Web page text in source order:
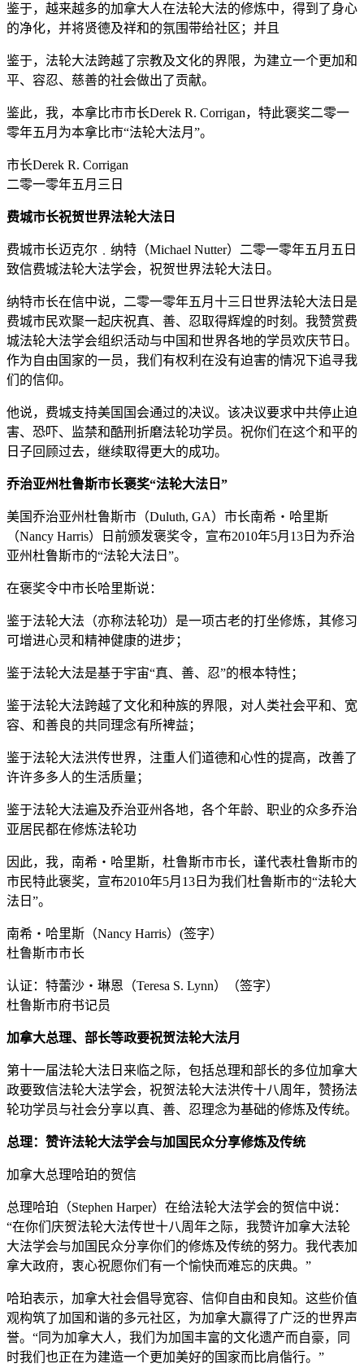
鉴于，越来越多的加拿大人在法轮大法的修炼中，得到了身心
的净化，并将贤德及祥和的氛围带给社区；并且
鉴于，法轮大法跨越了宗教及文化的界限，为建立一个更加和
平、容忍、慈善的社会做出了贡献。
鉴此，我，本拿比市市长Derek R. Corrigan，特此褒奖二零一
零年五月为本拿比市“法轮大法月”。
市长Derek R. Corrigan
二零一零年五月三日
费城市长祝贺世界法轮大法日
费城市长迈克尔﹒纳特（Michael Nutter）二零一零年五月五日
致信费城法轮大法学会，祝贺世界法轮大法日。
纳特市长在信中说，二零一零年五月十三日世界法轮大法日是
费城市民欢聚一起庆祝真、善、忍取得辉煌的时刻。我赞赏费
城法轮大法学会组织活动与中国和世界各地的学员欢庆节日。
作为自由国家的一员，我们有权利在没有迫害的情况下追寻我
们的信仰。
他说，费城支持美国国会通过的决议。该决议要求中共停止迫
害、恐吓、监禁和酷刑折磨法轮功学员。祝你们在这个和平的
日子回顾过去，继续取得更大的成功。
乔治亚州杜鲁斯市长褒奖“法轮大法日”
美国乔治亚州杜鲁斯市（Duluth, GA）市长南希‧哈里斯
（Nancy Harris）日前颁发褒奖令，宣布2010年5月13日为乔治
亚州杜鲁斯市的“法轮大法日”。
在褒奖令中市长哈里斯说：
鉴于法轮大法（亦称法轮功）是一项古老的打坐修炼，其修习
可增进心灵和精神健康的进步；
鉴于法轮大法是基于宇宙“真、善、忍”的根本特性；
鉴于法轮大法跨越了文化和种族的界限，对人类社会平和、宽
容、和善良的共同理念有所裨益；
鉴于法轮大法洪传世界，注重人们道德和心性的提高，改善了
许许多多人的生活质量；
鉴于法轮大法遍及乔治亚州各地，各个年龄、职业的众多乔治
亚居民都在修炼法轮功
因此，我，南希‧哈里斯，杜鲁斯市市长，谨代表杜鲁斯市的
市民特此褒奖，宣布2010年5月13日为我们杜鲁斯市的“法轮大
法日”。
南希‧哈里斯（Nancy Harris）(签字）
杜鲁斯市市长
认证：特蕾沙‧琳恩（Teresa S. Lynn）（签字）
杜鲁斯市府书记员
加拿大总理、部长等政要祝贺法轮大法月
第十一届法轮大法日来临之际，包括总理和部长的多位加拿大
政要致信法轮大法学会，祝贺法轮大法洪传十八周年，赞扬法
轮功学员与社会分享以真、善、忍理念为基础的修炼及传统。
总理：赞许法轮大法学会与加国民众分享修炼及传统
加拿大总理哈珀的贺信
总理哈珀（Stephen Harper）在给法轮大法学会的贺信中说：
“在你们庆贺法轮大法传世十八周年之际，我赞许加拿大法轮
大法学会与加国民众分享你们的修炼及传统的努力。我代表加
拿大政府，衷心祝愿你们有一个愉快而难忘的庆典。”
哈珀表示，加拿大社会倡导宽容、信仰自由和良知。这些价值
观构筑了加国和谐的多元社区，为加拿大赢得了广泛的世界声
誉。“同为加拿大人，我们为加国丰富的文化遗产而自豪，同
时我们也正在为建造一个更加美好的国家而比肩偕行。”